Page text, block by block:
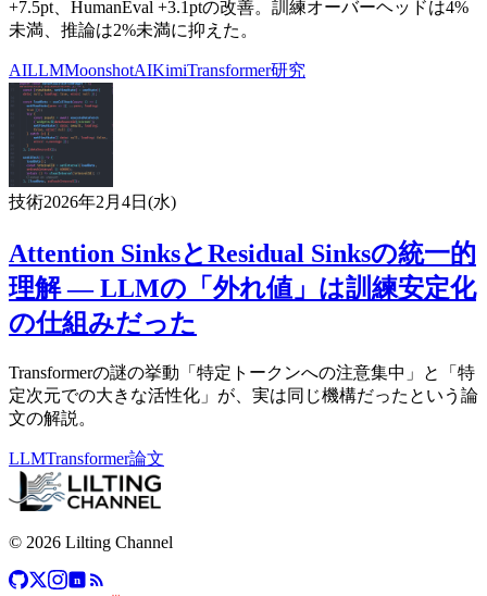
+7.5pt、HumanEval +3.1ptの改善。訓練オーバーヘッドは4%
未満、推論は2%未満に抑えた。
AILLMMoonshotAIKimiTransformer研究
技術2026年2月4日(水)
Attention SinksとResidual Sinksの統一的
理解 ― LLMの「外れ値」は訓練安定化
の仕組みだった
Transformerの謎の挙動「特定トークンへの注意集中」と「特
定次元での大きな活性化」が、実は同じ機構だったという論
文の解説。
LLMTransformer論文
© 2026 Lilting Channel
n